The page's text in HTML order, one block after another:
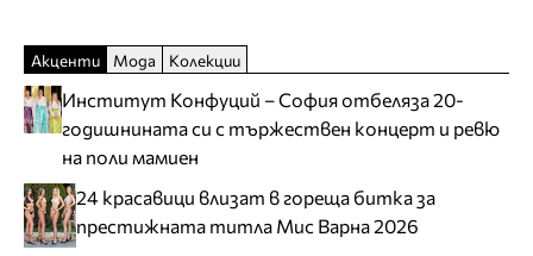
Акценти Мода Колекции
Институт Конфуций – София отбеляза 20-
годишнината си с тържествен концерт и ревю
на поли мамиен
24 красавици влизат в гореща битка за
престижната титла Мис Варна 2026